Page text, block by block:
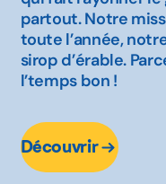
partout. Notre
toute l’année,
sirop d’érable.
l’temps bon !
Découvrir